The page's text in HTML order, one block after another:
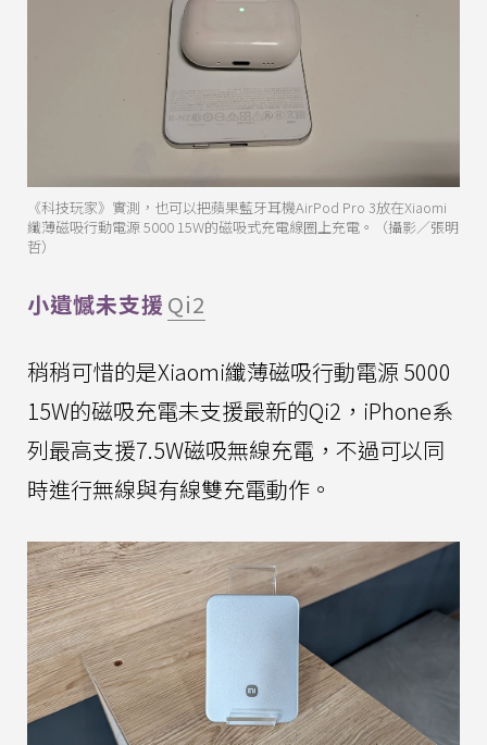
《科技玩家》實測，也可以把蘋果藍牙耳機AirPod Pro 3放在Xiaomi
纖薄磁吸行動電源 5000 15W的磁吸式充電線圈上充電。（攝影／張明
哲）
小遺憾未支援 Qi2
稍稍可惜的是Xiaomi纖薄磁吸行動電源 5000
15W的磁吸充電未支援最新的Qi2，iPhone系
列最高支援7.5W磁吸無線充電，不過可以同
時進行無線與有線雙充電動作。